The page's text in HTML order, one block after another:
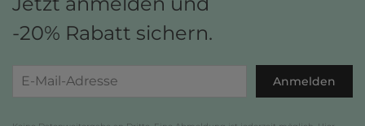
-20% Rabatt sichern.
Anmelden